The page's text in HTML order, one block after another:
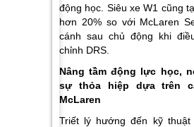
động học. Siêu xe W1 cũng
hơn 20% so với McLaren
cánh sau chủ động khi
chỉnh DRS.
Nâng tầm động lực học,
sự thỏa hiệp dựa trên
McLaren
Triết lý hướng đến kỹ thuật